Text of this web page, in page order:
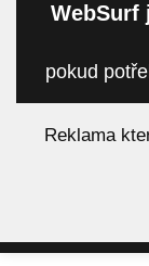
WebSurf
pokud
Reklama